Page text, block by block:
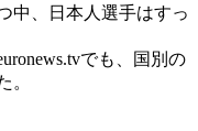
中、日本人選手はすっ
でも、国別の
。